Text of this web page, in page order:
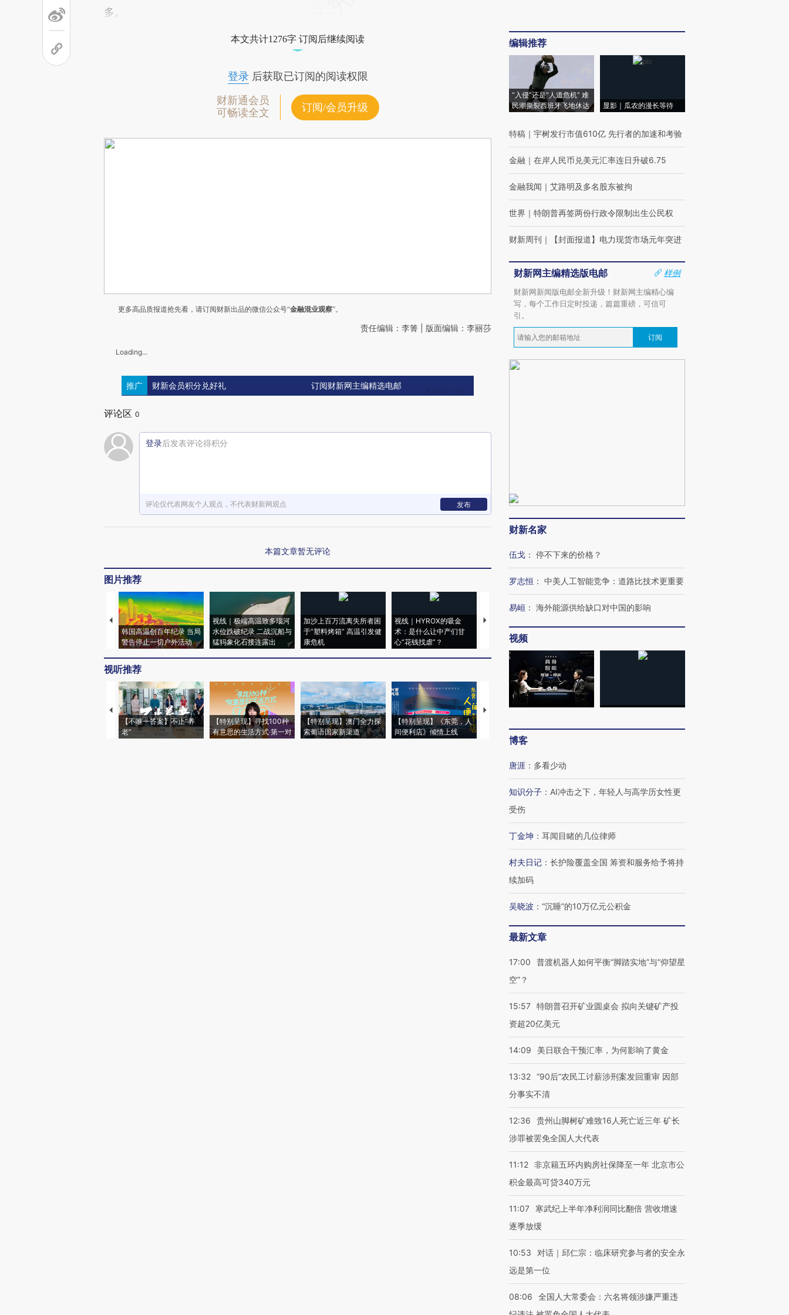
多。
本文共计1276字 订阅后继续阅读
登录后获取已订阅的阅读权限
财新通会员
可畅读全文
订阅/会员升级
更多高品质报道抢先看，请订阅财新出品的微信公众号“金融混业观察”。
责任编辑：李箐 | 版面编辑：李丽莎
Loading...
推广 财新会员积分兑好礼 订阅财新网主编精选电邮
评论区 0
登录后发表评论得积分
评论仅代表网友个人观点，不代表财新网观点 发布
本篇文章暂无评论
图片推荐
韩国高温创百年纪录 当局
警告停止一切户外活动
视线｜极端高温致多瑙河
水位跌破纪录 二战沉船与
猛犸象化石接连露出
加沙上百万流离失所者困
于“塑料烤箱” 高温引发健
康危机
视线｜HYROX的吸金
术：是什么让中产们甘
心“花钱找虐”？
马航飞行员跨国走私7万
粒摇头丸 尿检体内含3种
视听推荐
【不唯一答案】不止“养
老”
【特别呈现】寻找100种
有意思的生活方式·第一对
【特别呈现】澳门全力探
索葡语国家新渠道
【特别呈现】《东莞，人
间便利店》倾情上线
【推广】走进第四届链博
有意思的生活方式·第三对
住三大增长引擎是什么？
编辑推荐
“入侵”还是“人道危机” 难
民潮撕裂西班牙飞地休达
显影｜瓜农的漫长等待
特稿 ｜ 宇树发行市值610亿 先行者的加速和考验
金融 ｜ 在岸人民币兑美元汇率连日升破6.75
金融我闻 ｜ 艾路明及多名股东被拘
世界 ｜ 特朗普再签两份行政令限制出生公民权
财新周刊 ｜ 【封面报道】电力现货市场元年突进
财新网主编精选版电邮
样例
财新网新闻版电邮全新升级！财新网主编精心编
写，每个工作日定时投递，篇篇重磅，可信可
引。
订阅
财新名家
伍戈 ： 停不下来的价格？
罗志恒 ： 中美人工智能竞争：道路比技术更重要
易峘 ： 海外能源供给缺口对中国的影响
视频
博客
唐涯 ： 多看少动
知识分子 ： AI冲击之下，年轻人与高学历女性更
受伤
丁金坤 ： 耳闻目睹的几位律师
村夫日记 ： 长护险覆盖全国 筹资和服务给予将持
续加码
吴晓波 ： “沉睡”的10万亿元公积金
最新文章
17:00
普渡机器人如何平衡“脚踏实地”与“仰望星
空”？
15:57 特朗普召开矿业圆桌会 拟向关键矿产投
资超20亿美元
14:09 美日联合干预汇率，为何影响了黄金
13:32 “90后”农民工讨薪涉刑案发回重审 因部
分事实不清
12:36
贵州山脚树矿难致16人死亡近三年 矿长
涉罪被罢免全国人大代表
11:12 非京籍五环内购房社保降至一年 北京市公
积金最高可贷340万元
11:07
寒武纪上半年净利润同比翻倍 营收增速
逐季放缓
10:53
对话｜邱仁宗：临床研究参与者的安全永
远是第一位
08:06
全国人大常委会：六名将领涉嫌严重违